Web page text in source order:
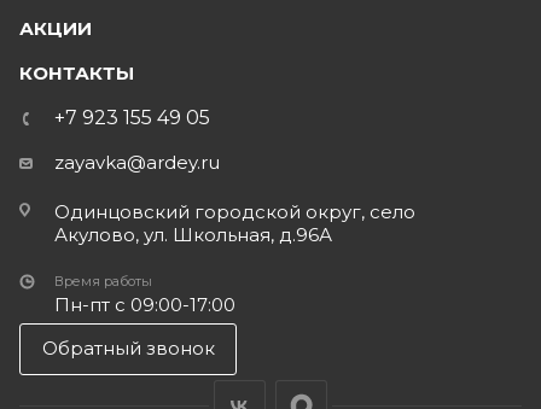
АКЦИИ
КОНТАКТЫ
+7 923 155 49 05
zayavka@ardey.ru
Одинцовский городской округ, село
Акулово, ул. Школьная, д.96А
Время работы
Пн-пт с 09:00-17:00
Обратный звонок